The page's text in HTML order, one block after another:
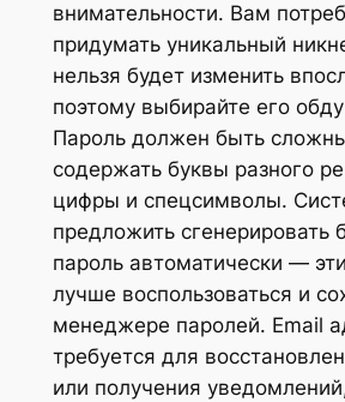
внимательности. Вам
придумать уникальный
нельзя будет изменить
поэтому выбирайте его
Пароль должен быть
содержать буквы разного
цифры и спецсимволы.
предложить сгенерировать
пароль автоматически —
лучше воспользоваться и
менеджере паролей. Email
требуется для
или получения